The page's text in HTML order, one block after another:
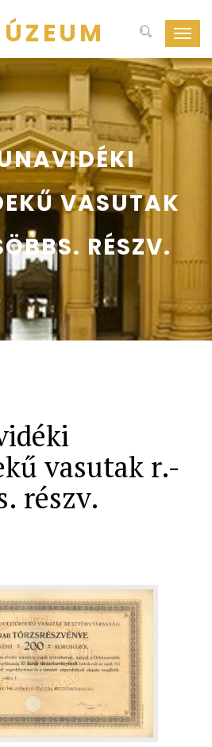
ki-
be
VASUTAK
RÉSZV.
vasutak r.-
részv.